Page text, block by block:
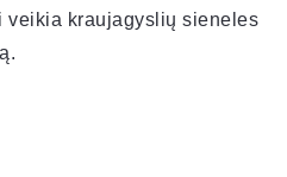
veikia kraujagyslių sieneles